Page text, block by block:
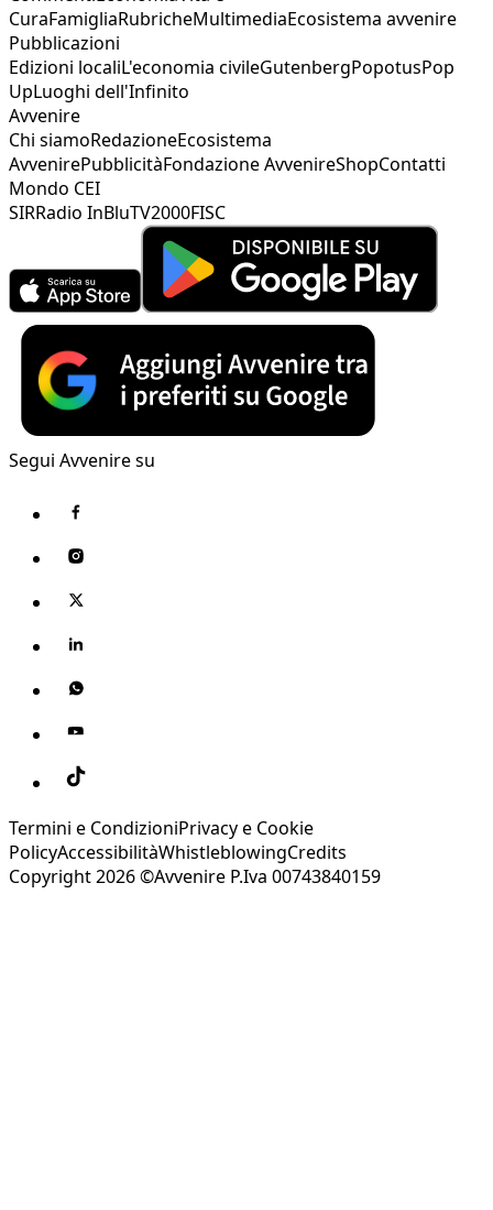
CuraFamigliaRubricheMultimediaEcosistema avvenire
Pubblicazioni
Edizioni localiL'economia civileGutenbergPopotusPop
UpLuoghi dell'Infinito
Avvenire
Chi siamoRedazioneEcosistema
AvvenirePubblicitàFondazione AvvenireShopContatti
Mondo CEI
SIRRadio InBluTV2000FISC
Segui Avvenire su
Termini e CondizioniPrivacy e Cookie
PolicyAccessibilitàWhistleblowingCredits
Copyright 2026 ©Avvenire P.Iva 00743840159